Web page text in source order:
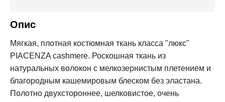
Опис
Мягкая, плотная костюмная ткань класса "люкс"
PIACENZA cashmere. Роскошная ткань из
натуральных волокон с мелкозернистым плетением и
благородным кашемировым блеском без эластана.
Полотно двухстороннее, шелковистое, очень